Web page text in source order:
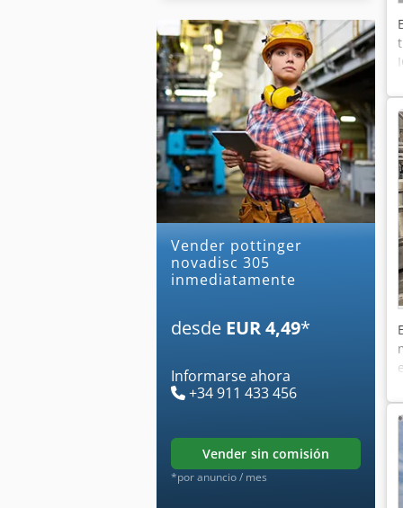
Vender pottinger
novadisc 305
inmediatamente
desde EUR 4,49*
Informarse ahora
+34 911 433 456
vender sin comisión
*por anuncio / mes